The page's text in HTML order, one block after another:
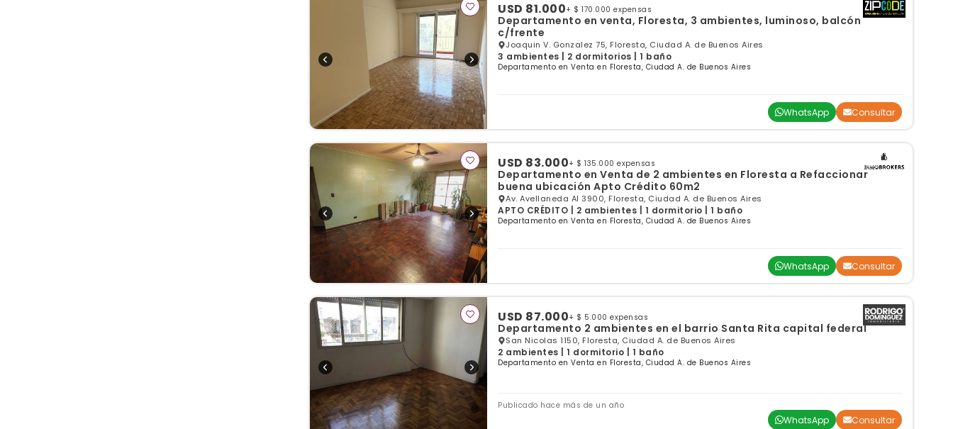
USD 81.000+ $ 170.000 expensas
Departamento en venta, Floresta, 3 ambientes, luminoso, balcón
c/frente
Joaquin V. Gonzalez 75, Floresta, Ciudad A. de Buenos Aires
3 ambientes | 2 dormitorios | 1 baño
Departamento en Venta en Floresta, Ciudad A. de Buenos Aires
WhatsApp Consultar
USD 83.000+ $ 135.000 expensas
Departamento en Venta de 2 ambientes en Floresta a Refaccionar
buena ubicación Apto Crédito 60m2
Av. Avellaneda Al 3900, Floresta, Ciudad A. de Buenos Aires
APTO CRÉDITO | 2 ambientes | 1 dormitorio | 1 baño
Departamento en Venta en Floresta, Ciudad A. de Buenos Aires
WhatsApp Consultar
USD 87.000+ $ 5.000 expensas
Departamento 2 ambientes en el barrio Santa Rita capital federal
San Nicolas 1150, Floresta, Ciudad A. de Buenos Aires
2 ambientes | 1 dormitorio | 1 baño
Departamento en Venta en Floresta, Ciudad A. de Buenos Aires
Publicado hace más de un año
WhatsApp Consultar